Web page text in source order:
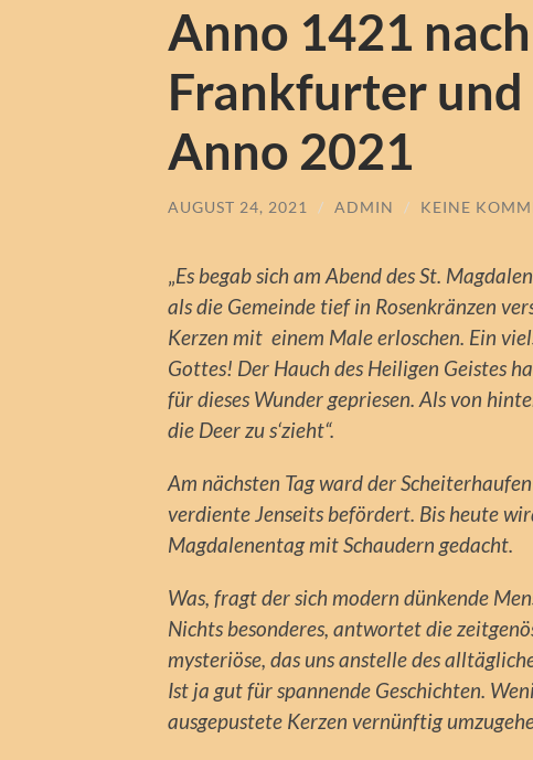
Anno 1421
Frankfurter und
Anno 2021
AUGUST 24, 2021 / ADMIN / KEINE
„Es begab sich am Abend des St.
als die Gemeinde tief in Rosenkränzen
Kerzen mit einem Male erloschen. Ein
Gottes! Der Hauch des Heiligen Geistes
für dieses Wunder gepriesen. Als von
die Deer zu s‘zieht“.
Am nächsten Tag ward der
verdiente Jenseits befördert. Bis heute
Magdalenentag mit Schaudern gedacht.
Was, fragt der sich modern dünkende
Nichts besonderes, antwortet die
mysteriöse, das uns anstelle des
Ist ja gut für spannende Geschichten.
ausgepustete Kerzen vernünftig